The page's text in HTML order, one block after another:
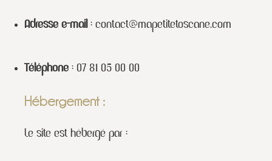
Adresse e-mail : contact@mapetitetoscane.com
Téléphone : 07 81 05 00 00
Hébergement :
Le site est hébergé par :